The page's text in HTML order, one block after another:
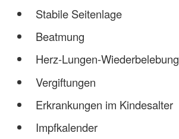
Stabile Seitenlage
Beatmung
Herz-Lungen-Wiederbelebung
Vergiftungen
Erkrankungen im Kindesalter
Impfkalender